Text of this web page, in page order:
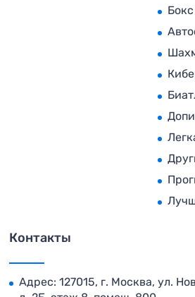
Бокс
Контакты
Адрес: 127015, г. Москва, ул.